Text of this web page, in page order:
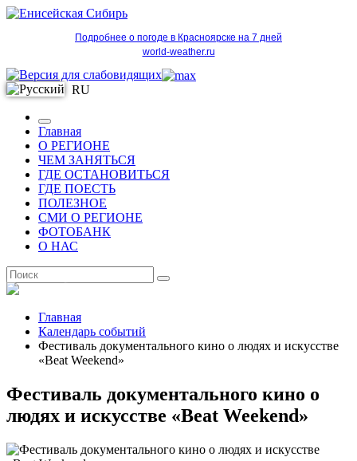
Подробнее о погоде в Красноярске на 7 дней
world-weather.ru
RU
Главная
О РЕГИОНЕ
ЧЕМ ЗАНЯТЬСЯ
ГДЕ ОСТАНОВИТЬСЯ
ГДЕ ПОЕСТЬ
ПОЛЕЗНОЕ
СМИ О РЕГИОНЕ
ФОТОБАНК
О НАС
Главная
Календарь событий
Фестиваль документального кино о людях и искусстве
«Beat Weekend»
Фестиваль документального кино о
людях и искусстве «Beat Weekend»